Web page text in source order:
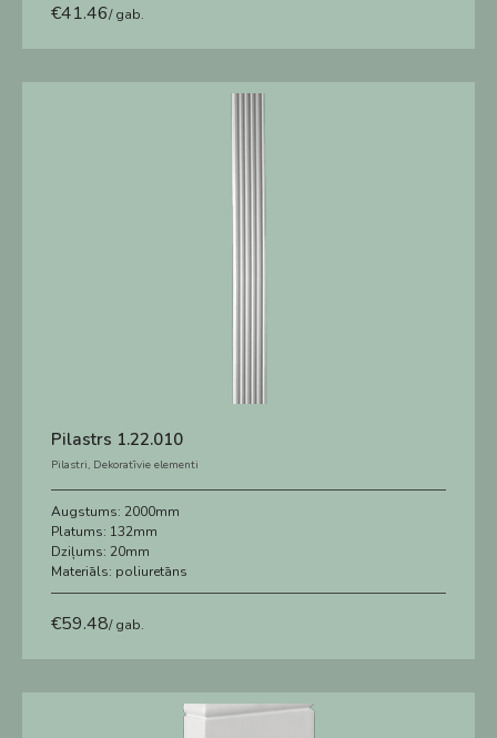
€41.46/ gab.
Pilastrs 1.22.010
Pilastri, Dekoratīvie elementi
Augstums: 2000mm
Platums: 132mm
Dziļums: 20mm
Materiāls: poliuretāns
€59.48/ gab.